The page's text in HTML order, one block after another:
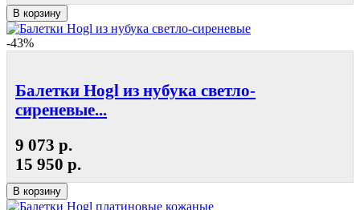
В корзину
-43%
Балетки Hogl из нубука светло-
сиреневые...
9 073 р.
15 950 р.
В корзину